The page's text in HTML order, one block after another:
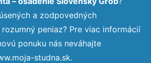
a zodpovedných
peniaz? Pre viac informácií
ponuku nás neváhajte
studna.sk.